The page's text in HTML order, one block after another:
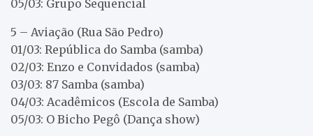
05/03: Grupo Sequencial
5 – Aviação (Rua São Pedro)
01/03: República do Samba (samba)
02/03: Enzo e Convidados (samba)
03/03: 87 Samba (samba)
04/03: Acadêmicos (Escola de Samba)
05/03: O Bicho Pegô (Dança show)